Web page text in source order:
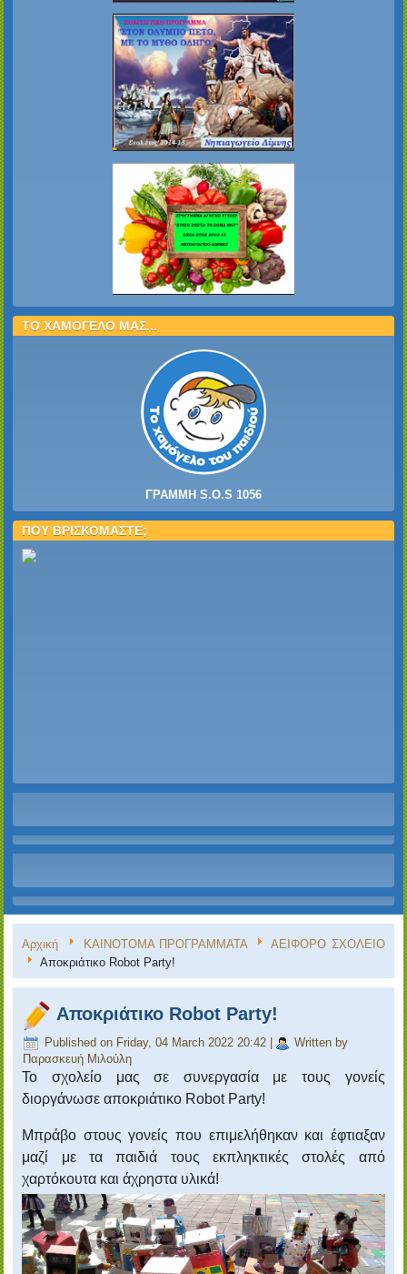
ΤΟ ΧΑΜΟΓΕΛΟ ΜΑΣ...
ΓΡΑΜΜΗ S.O.S 1056
ΠΟΥ ΒΡΙΣΚΟΜΑΣΤΕ;
Αρχική ΚΑΙΝΟΤΟΜΑ ΠΡΟΓΡΑΜΜΑΤΑ
ΑΕΙΦΟΡΟ ΣΧΟΛΕΙΟ
Αποκριάτικο Robot Party!
Αποκριάτικο Robot Party!
Published on Friday, 04 March 2022 20:42
Written by
Παρασκευή Μιλούλη
Το σχολείο μας σε συνεργασία με τους γονείς
διοργάνωσε αποκριάτικο Robot Party!
Μπράβο στους γονείς που επιμελήθηκαν και έφτιαξαν
μαζί με τα παιδιά τους εκπληκτικές στολές από
χαρτόκουτα και άχρηστα υλικά!